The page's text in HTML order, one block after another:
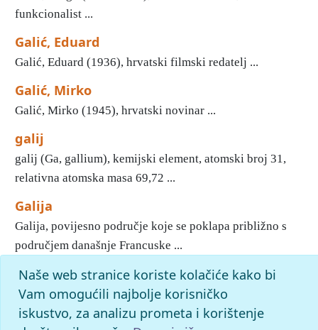
funkcionalist ...
Galić, Eduard
Galić, Eduard (1936), hrvatski filmski redatelj ...
Galić, Mirko
Galić, Mirko (1945), hrvatski novinar ...
galij
galij (Ga, gallium), kemijski element, atomski broj 31,
relativna atomska masa 69,72 ...
Galija
Galija, povijesno područje koje se poklapa približno s
područjem današnje Francuske ...
Početak « 11 12 13 14 15 16 17 18 19 20
slovo g : pronađenih odgovora: 1852; vrijeme izvršavanja
upita: 13 ms
Naše web stranice koriste kolačiće kako bi
Vam omogućili najbolje korisničko
iskustvo, za analizu prometa i korištenje